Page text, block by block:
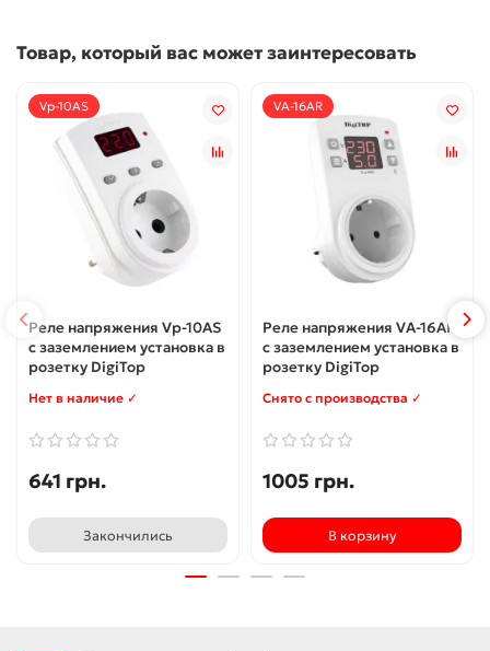
Товар, который вас может заинтересовать
Vp-10AS
Реле напряжения Vp-10AS
с заземлением установка в
розетку DigiTop
Нет в наличие ✓
641 грн.
Закончились
VA-16AR
Реле напряжения VA-16AR
с заземлением установка в
розетку DigiTop
Снято с производства ✓
1005 грн.
В корзину